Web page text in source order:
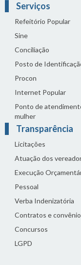
Serviços
Refeitório Popular
Sine
Conciliação
Posto de
Procon
Internet Popular
Ponto de
mulher
Transparência
Licitações
Atuação dos
Execução
Pessoal
Verba Indenizatória
Contratos e
Concursos
LGPD